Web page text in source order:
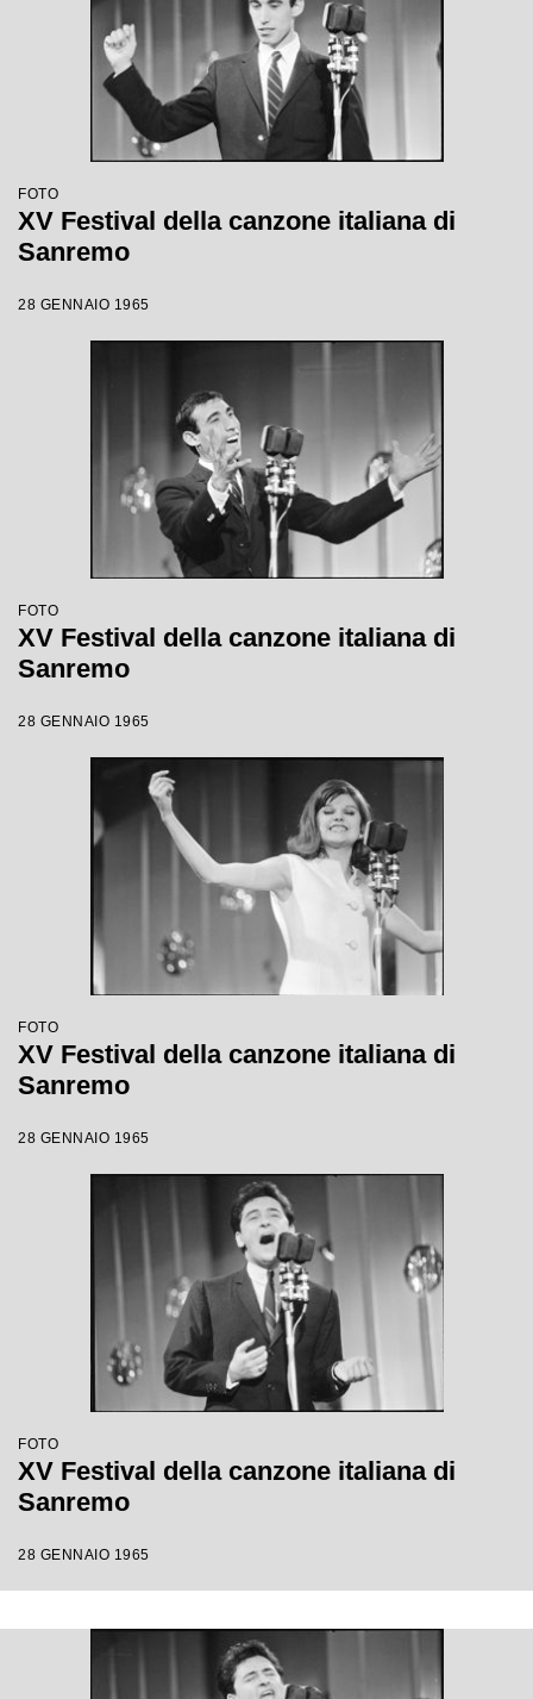
FOTO
XV Festival della canzone italiana di
Sanremo
28 GENNAIO 1965
FOTO
XV Festival della canzone italiana di
Sanremo
28 GENNAIO 1965
FOTO
XV Festival della canzone italiana di
Sanremo
28 GENNAIO 1965
FOTO
XV Festival della canzone italiana di
Sanremo
28 GENNAIO 1965